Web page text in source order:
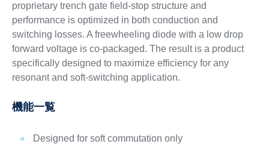
proprietary trench gate field-stop structure and
performance is optimized in both conduction and
switching losses. A freewheeling diode with a low drop
forward voltage is co-packaged. The result is a product
specifically designed to maximize efficiency for any
resonant and soft-switching application.
機能一覧
Designed for soft commutation only